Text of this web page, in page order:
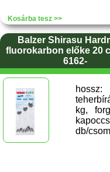
Kosárba tesz >>
Balzer Shirasu
fluorokarbon előke 20
6162-
kg,
db/